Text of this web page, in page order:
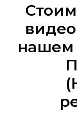
нашем